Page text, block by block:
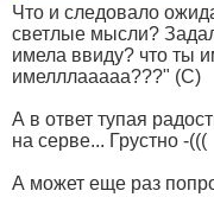
Что и следовало
светлые мысли?
имела ввиду? что ты
имелллааааа???" (С)
А в ответ тупая
на серве... Грустно -(((
А может еще раз